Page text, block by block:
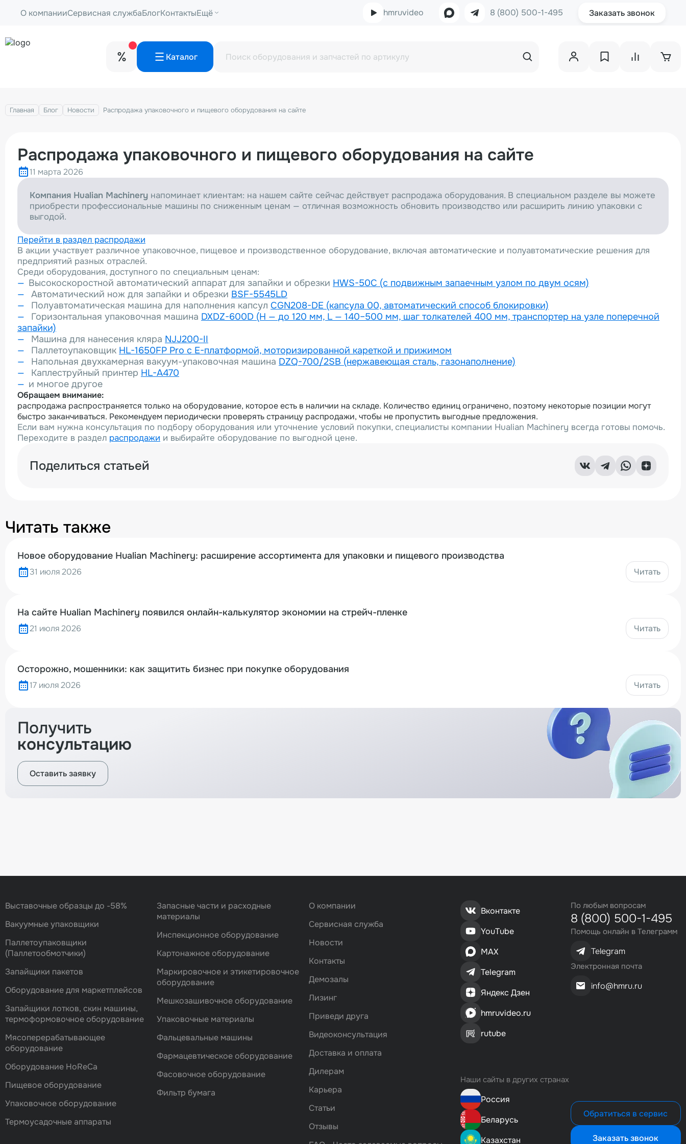
О компанииСервисная службаБлогКонтактыЕщё hmruvideo 8 (800) 500-1-495 Заказать звонок
Каталог
Главная Блог Новости Распродажа упаковочного и пищевого оборудования на сайте
Распродажа упаковочного и пищевого оборудования на сайте
11 марта 2026
Компания Hualian Machinery напоминает клиентам: на нашем сайте сейчас действует распродажа оборудования. В специальном разделе вы можете
приобрести профессиональные машины по сниженным ценам — отличная возможность обновить производство или расширить линию упаковки с
выгодой.
Перейти в раздел распродажи
В акции участвует различное упаковочное, пищевое и производственное оборудование, включая автоматические и полуавтоматические решения для
предприятий разных отраслей.
Среди оборудования, доступного по специальным ценам:
Высокоскоростной автоматический аппарат для запайки и обрезки HWS-50C (с подвижным запаечным узлом по двум осям)
Автоматический нож для запайки и обрезки BSF-5545LD
Полуавтоматическая машина для наполнения капсул CGN208-DE (капсула 00, автоматический способ блокировки)
Горизонтальная упаковочная машина DXDZ-600D (H — до 120 мм, L — 140–500 мм, шаг толкателей 400 мм, транспортер на узле поперечной
запайки)
Машина для нанесения кляра NJJ200-II
Паллетоупаковщик HL-1650FP Pro с E-платформой, моторизированной кареткой и прижимом
Напольная двухкамерная вакуум-упаковочная машина DZQ-700/2SB (нержавеющая сталь, газонаполнение)
Каплеструйный принтер HL-A470
и многое другое
Обращаем внимание:
распродажа распространяется только на оборудование, которое есть в наличии на складе. Количество единиц ограничено, поэтому некоторые позиции могут
быстро заканчиваться. Рекомендуем периодически проверять страницу распродажи, чтобы не пропустить выгодные предложения.
Если вам нужна консультация по подбору оборудования или уточнение условий покупки, специалисты компании Hualian Machinery всегда готовы помочь.
Переходите в раздел распродажи и выбирайте оборудование по выгодной цене.
Поделиться статьей
Вернуться назад
Читать также
Новое оборудование Hualian Machinery: расширение ассортимента для упаковки и пищевого производства
31 июля 2026 Читать
На сайте Hualian Machinery появился онлайн-калькулятор экономии на стрейч-пленке
21 июля 2026 Читать
Осторожно, мошенники: как защитить бизнес при покупке оборудования
17 июля 2026 Читать
Получить
консультацию
Оставить заявку
Выставочные образцы до -58%
Вакуумные упаковщики
Паллетоупаковщики
(Паллетообмотчики)
Запайщики пакетов
Оборудование для маркетплейсов
Запайщики лотков, скин машины,
термоформовочное оборудование
Мясоперерабатывающее
оборудование
Оборудование HoReCa
Пищевое оборудование
Упаковочное оборудование
Термоусадочные аппараты
Запасные части и расходные
материалы
Инспекционное оборудование
Картонажное оборудование
Маркировочное и этикетировочное
оборудование
Мешкозашивочное оборудование
Упаковочные материалы
Фальцевальные машины
Фармацевтическое оборудование
Фасовочноe оборудование
Фильтр бумага
О компании
Сервисная служба
Новости
Контакты
Демозалы
Лизинг
Приведи друга
Видеоконсультация
Доставка и оплата
Дилерам
Карьера
Статьи
Отзывы
Вконтакте
YouTube
MAX
Telegram
Яндекс Дзен
hmruvideo.ru
rutube
Наши сайты в других странах
Россия
Беларусь
Казахстан
По любым вопросам
8 (800) 500-1-495
Помощь онлайн в Телеграмм
Telegram
Электронная почта
info@hmru.ru
Обратиться в сервис
Заказать звонок